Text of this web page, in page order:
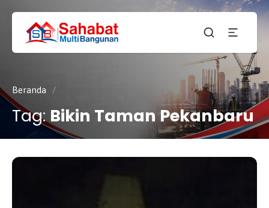
CV.
SAHABAT
MULTI
BANGUNAN
Sahabat
Pembangunan Anda
Beranda /
Tag:Bikin Taman Pekanbaru